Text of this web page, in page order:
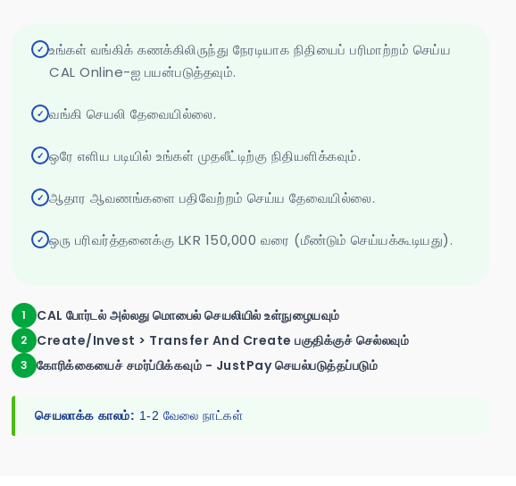
✓ உங்கள் வங்கிக் கணக்கிலிருந்து நேரடியாக நிதியைப் பரிமாற்றம் செய்ய
CAL Online-ஐ பயன்படுத்தவும்.
✓ வங்கி செயலி தேவையில்லை.
✓ ஒரே எளிய படியில் உங்கள் முதலீட்டிற்கு நிதியளிக்கவும்.
✓ ஆதார ஆவணங்களை பதிவேற்றம் செய்ய தேவையில்லை.
✓ ஒரு பரிவர்த்தனைக்கு LKR 150,000 வரை (மீண்டும் செய்யக்கூடியது).
1 CAL போர்டல் அல்லது மொபைல் செயலியில் உள்நுழையவும்
2 Create/Invest > Transfer And Create பகுதிக்குச் செல்லவும்
3 கோரிக்கையைச் சமர்ப்பிக்கவும் - JustPay செயல்படுத்தப்படும்
செயலாக்க காலம்: 1-2 வேலை நாட்கள்